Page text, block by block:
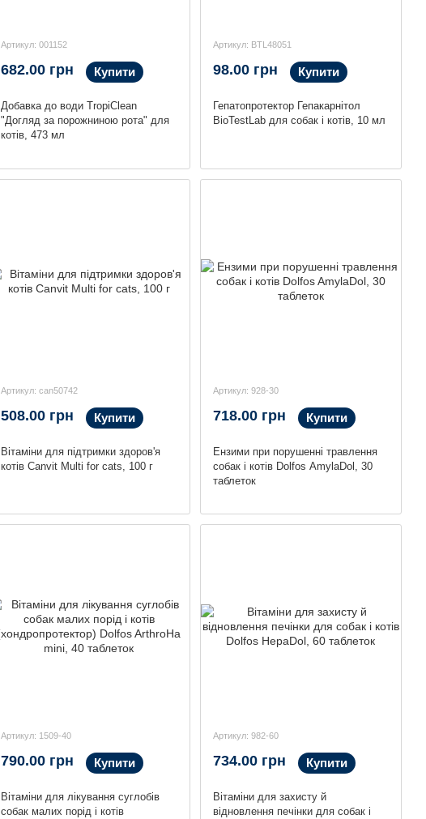
Артикул: 001152
Добавка до води TropiClean
"Догляд за порожниною рота" для
котів, 473 мл
682.00 грн Купити
Артикул: BTL48051
Гепатопротектор Гепакарнітол
BioTestLab для собак і котів, 10 мл
98.00 грн Купити
Артикул: can50742
Вітаміни для підтримки здоров'я
котів Canvit Multi for cats, 100 г
508.00 грн Купити
Артикул: 928-30
Ензими при порушенні травлення
собак і котів Dolfos AmylaDol, 30
таблеток
718.00 грн Купити
Артикул: 1509-40
Вітаміни для лікування суглобів
собак малих порід і котів
790.00 грн Купити
Артикул: 982-60
Вітаміни для захисту й
відновлення печінки для собак і
734.00 грн Купити